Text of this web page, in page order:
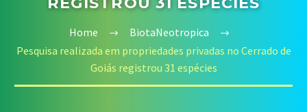
Home
BiotaNeotropica
Pesquisa realizada em propriedades privadas no Cerrado de
Goiás registrou 31 espécies